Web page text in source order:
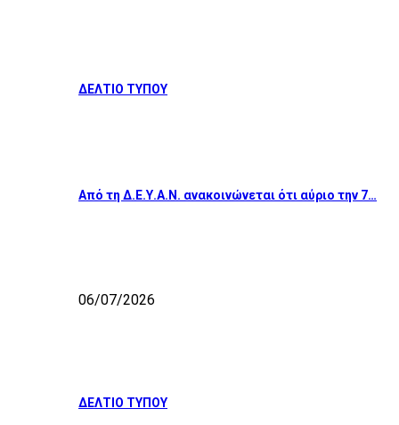
ΔΕΛΤΙΟ ΤΥΠΟΥ
Από τη Δ.Ε.Υ.Α.Ν. ανακοινώνεται ότι αύριο την 7…
06/07/2026
ΔΕΛΤΙΟ ΤΥΠΟΥ